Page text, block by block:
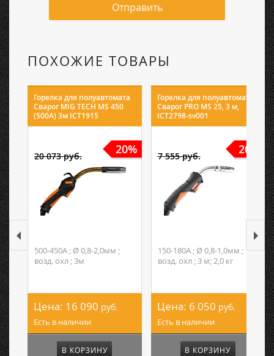
Отправить
ПОХОЖИЕ ТОВАРЫ
Горелка для полуавтомата
Сварог MIG TECH MS 450
(500А) 3м ICT1915
20%
20 073 руб.
500-450А ; Ø 0,8-2,0мм ;
возд. охл ; 3м
Цена: 16 090 руб.
Есть в наличии
В КОРЗИНУ
Горелка для полуавтомата
Сварог PRO MS 25, 3 м,
ICT2798-sv001
20%
7 555 руб.
150-180А ; Ø 0,8-1,0мм ;
возд. охл ; 3 м; 2,0 кг
Цена: 6 050 руб.
Есть в наличии
В КОРЗИНУ